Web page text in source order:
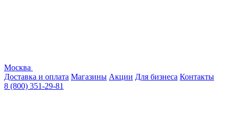
Москва
Доставка и оплата Магазины Акции Для бизнеса Контакты
8 (800) 351-29-81